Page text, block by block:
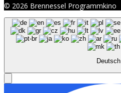
© 2026 Brennessel Programmkino
Deutsch